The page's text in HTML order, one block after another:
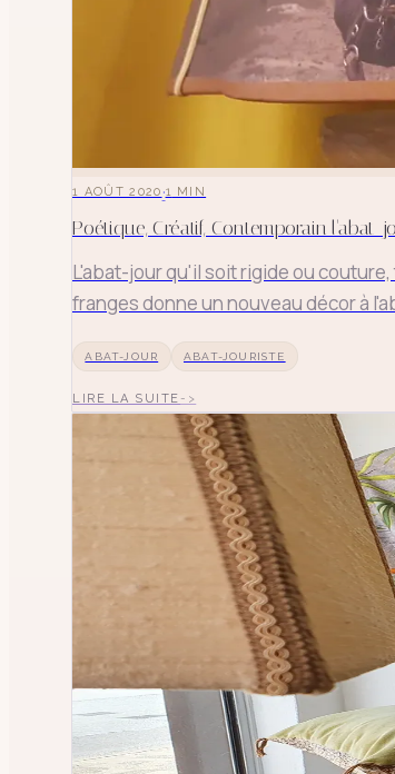
1 AOÛT 2020·1 MIN
Poétique, Créatif, Contemporain l'abat-
L'abat-jour qu'il soit rigide ou
franges donne un nouveau décor à
ABAT-JOUR ABAT-JOURISTE
LIRE LA SUITE